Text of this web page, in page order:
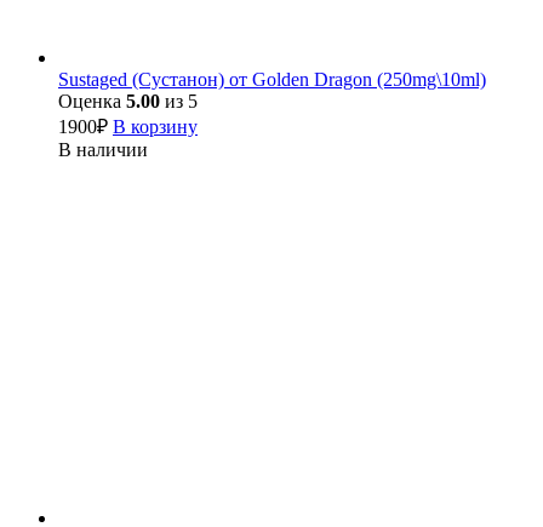
Sustaged (Сустанон) от Golden Dragon (250mg\10ml)
Оценка 5.00 из 5
1900₽ В корзину
В наличии